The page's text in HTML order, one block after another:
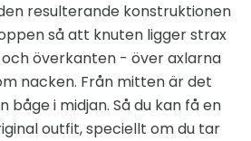
resulterande konstruktionen
så att knuten ligger strax
överkanten - över axlarna
nacken. Från mitten är det
båge i midjan. Så du kan få en
outfit, speciellt om du tar